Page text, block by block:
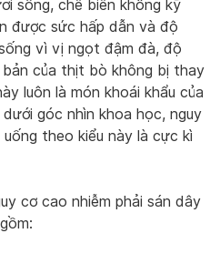
sống, chế biến không kỹ
được sức hấp dẫn và độ
vì vị ngọt đậm đà, độ
bản của thịt bò không bị thay
luôn là món khoái khẩu của
góc nhìn khoa học, nguy
theo kiểu này là cực kì
cơ cao nhiễm phải sán dây